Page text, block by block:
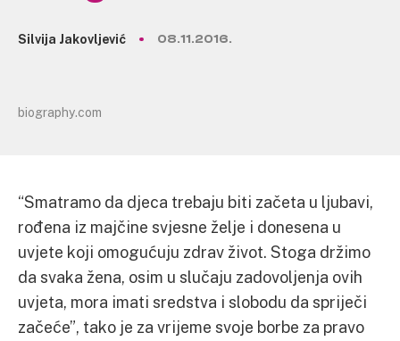
Silvija Jakovljević 08.11.2016.
biography.com
“Smatramo da djeca trebaju biti začeta u ljubavi,
rođena iz majčine svjesne želje i donesena u
uvjete koji omogućuju zdrav život. Stoga držimo
da svaka žena, osim u slučaju zadovoljenja ovih
uvjeta, mora imati sredstva i slobodu da spriječi
začeće”, tako je za vrijeme svoje borbe za pravo